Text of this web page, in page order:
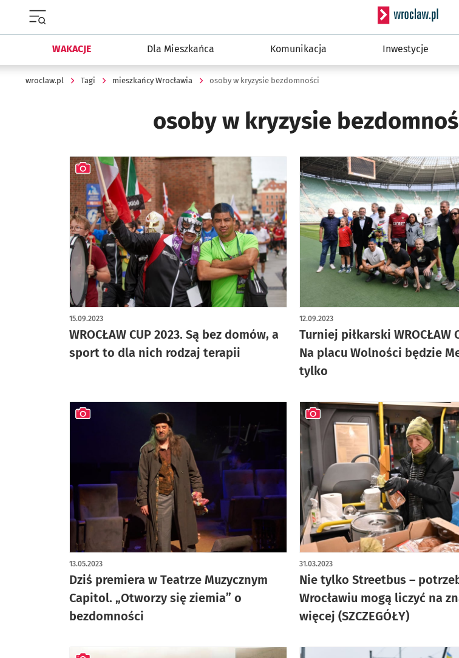
WAKACJE Dla Mieszkańca Komunikacja Inwestycje
wroclaw.pl Tagi mieszkańcy Wrocławia osoby w kryzysie bezdomności
osoby w kryzysie
WROCŁAW CUP 2023. Są bez domów, a
sport to dla nich rodzaj terapii
15.09.2023
artykuł z galerią zdjęć
Turniej piłkarski WROCŁAW
Na placu Wolności będzie
tylko
12.09.2023
Dziś premiera w Teatrze Muzycznym
Capitol. „Otworzy się ziemia” o
bezdomności
13.05.2023
artykuł z galerią zdjęć
Nie tylko Streetbus –
Wrocławiu mogą liczyć na
więcej (SZCZEGÓŁY)
31.03.2023
artykuł z galerią zdjęć